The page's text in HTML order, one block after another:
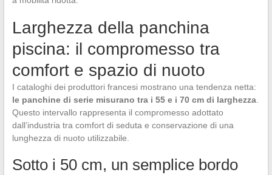
Larghezza della panchina
piscina: il compromesso tra
comfort e spazio di nuoto
I cataloghi dei produttori francesi mostrano una tendenza netta:
le panchine di serie misurano tra i 55 e i 70 cm di larghezza.
Questo intervallo rappresenta il compromesso adottato
dall’industria tra comfort di seduta e conservazione di una
lunghezza di nuoto utilizzabile.
Sotto i 50 cm, un semplice bordo